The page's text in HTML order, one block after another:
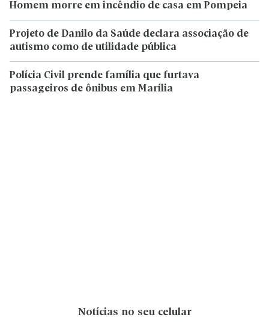
Homem morre em incêndio de casa em Pompeia
Projeto de Danilo da Saúde declara associação de
autismo como de utilidade pública
Polícia Civil prende família que furtava
passageiros de ônibus em Marília
Notícias no seu celular